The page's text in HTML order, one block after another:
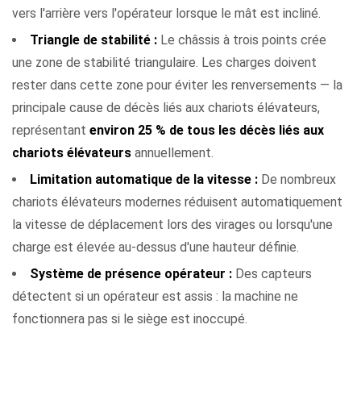
vers l'arrière vers l'opérateur lorsque le mât est incliné.
Triangle de stabilité : Le châssis à trois points crée
une zone de stabilité triangulaire. Les charges doivent
rester dans cette zone pour éviter les renversements — la
principale cause de décès liés aux chariots élévateurs,
représentant environ 25 % de tous les décès liés aux
chariots élévateurs annuellement.
Limitation automatique de la vitesse : De nombreux
chariots élévateurs modernes réduisent automatiquement
la vitesse de déplacement lors des virages ou lorsqu'une
charge est élevée au-dessus d'une hauteur définie.
Système de présence opérateur : Des capteurs
détectent si un opérateur est assis : la machine ne
fonctionnera pas si le siège est inoccupé.